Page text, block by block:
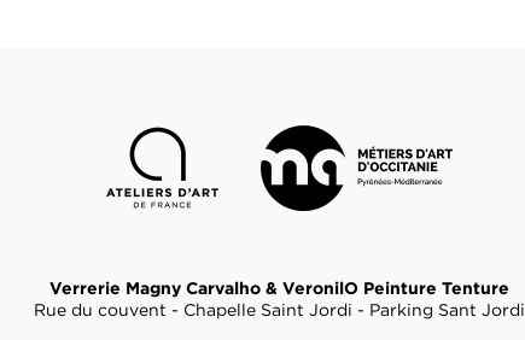
Verrerie Magny Carvalho & VeronilO Peinture Tenture
Rue du couvent - Chapelle Saint Jordi - Parking Sant Jordi